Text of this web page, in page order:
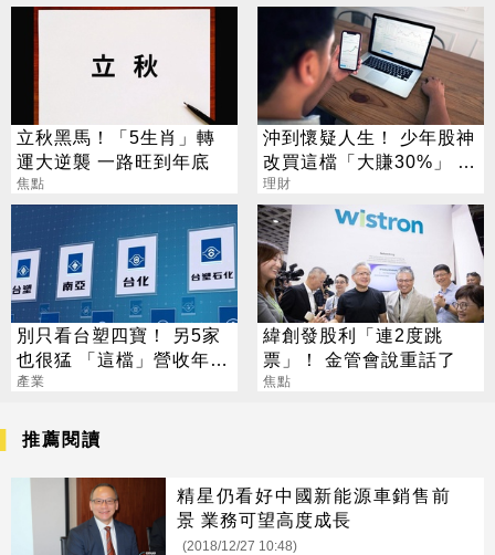
立秋黑馬！「5生肖」轉
運大逆襲 一路旺到年底
焦點
沖到懷疑人生！ 少年股神
改買這檔「大賺30%」 網
讚：打不贏就加入
理財
別只看台塑四寶！ 另5家
也很猛 「這檔」營收年增
衝7倍
產業
緯創發股利「連2度跳
票」！ 金管會說重話了
焦點
推薦閱讀
精星仍看好中國新能源車銷售前
景 業務可望高度成長
(2018/12/27 10:48)